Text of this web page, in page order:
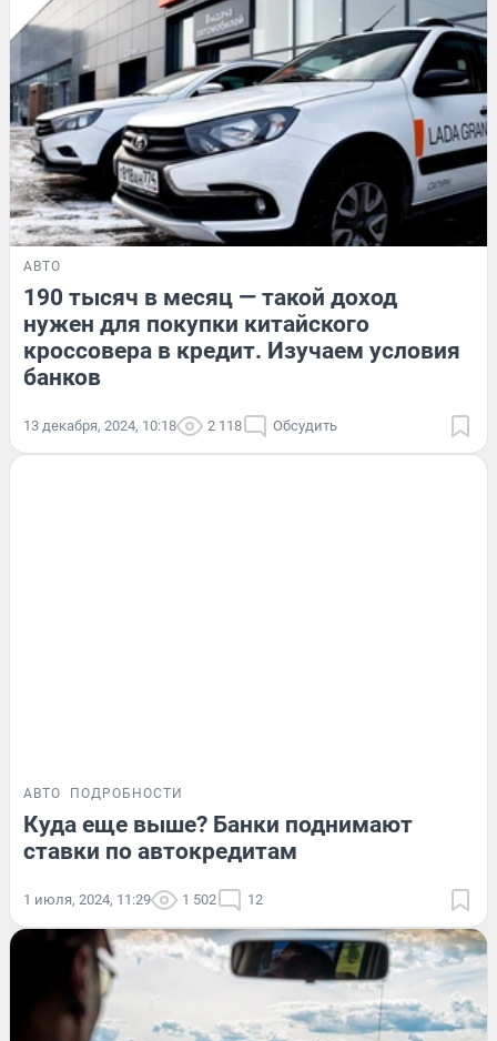
АВТО
190 тысяч в месяц — такой доход
нужен для покупки китайского
кроссовера в кредит. Изучаем условия
банков
13 декабря, 2024, 10:18 2 118 Обсудить
АВТО ПОДРОБНОСТИ
Куда еще выше? Банки поднимают
ставки по автокредитам
1 июля, 2024, 11:29 1 502 12